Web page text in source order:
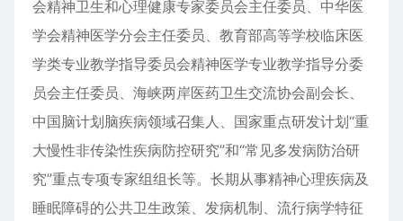
会精神卫生和心理健康专家委员会主任委员、中华医
学会精神医学分会主任委员、教育部高等学校临床医
学类专业教学指导委员会精神医学专业教学指导分委
员会主任委员、海峡两岸医药卫生交流协会副会长、
中国脑计划脑疾病领域召集人、国家重点研发计划“重
大慢性非传染性疾病防控研究”和“常见多发病防治研
究”重点专项专家组组长等。长期从事精神心理疾病及
睡眠障碍的公共卫生政策、发病机制、流行病学特征